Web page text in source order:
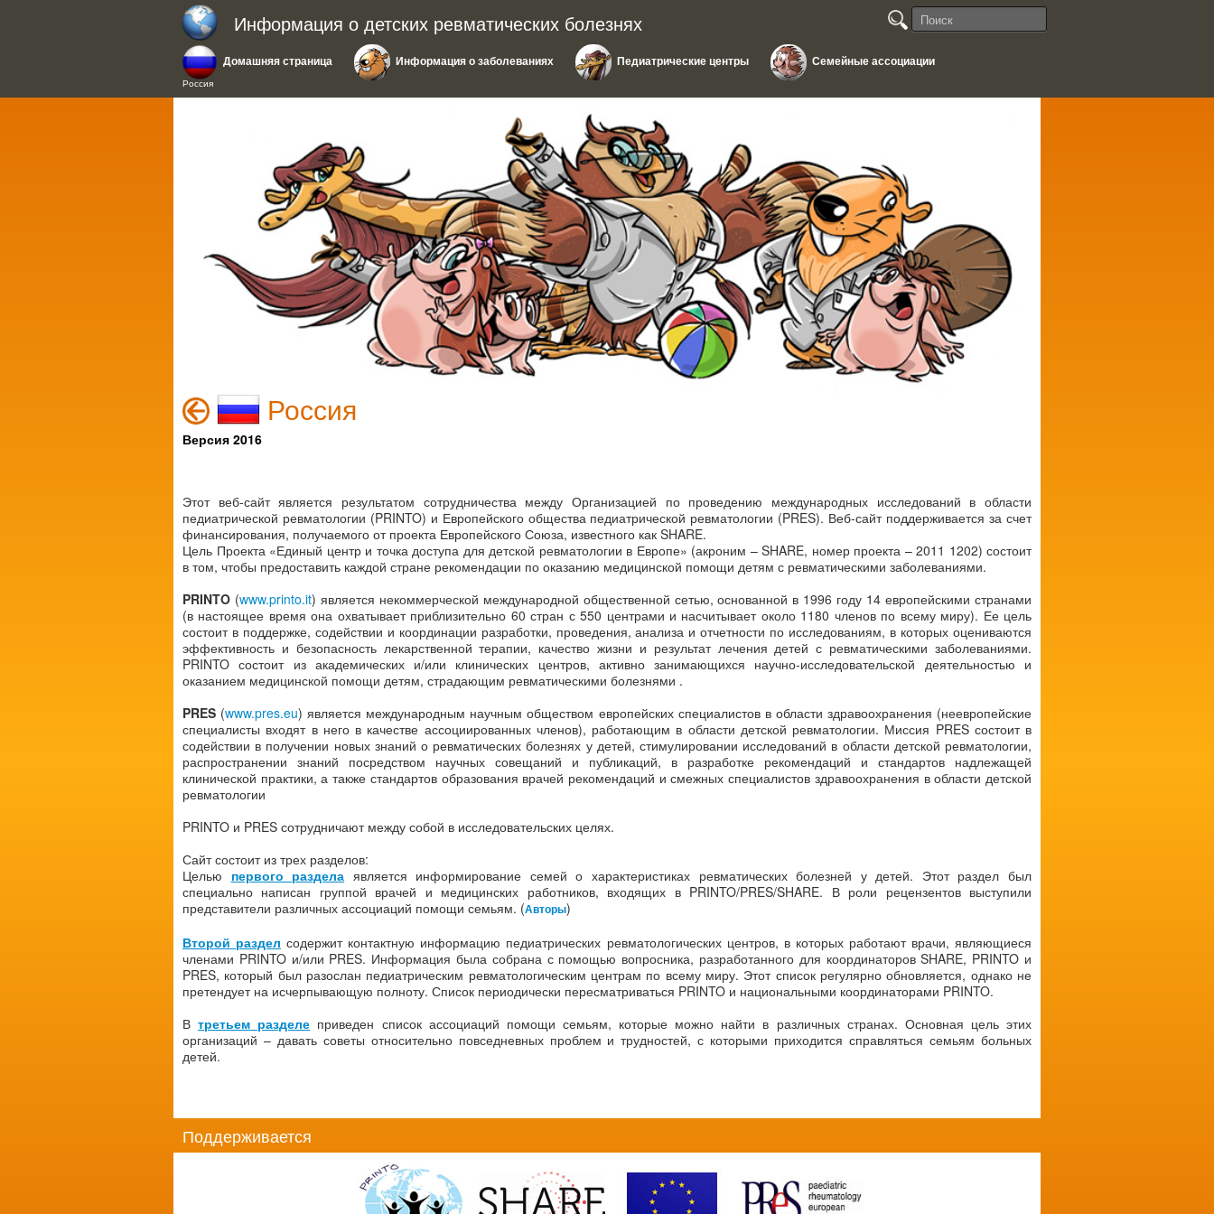
Информация о детских ревматических болезнях
Домашняя страница
Россия
Информация о заболеваниях Педиатрические центры Семейные ассоциации
Россия
Версия 2016
Этот веб-сайт является результатом сотрудничества между Организацией по проведению международных исследований в области
педиатрической ревматологии (PRINTO) и Европейского общества педиатрической ревматологии (PRES). Веб-сайт поддерживается за счет
финансирования, получаемого от проекта Европейского Союза, известного как SHARE.
Цель Проекта «Единый центр и точка доступа для детской ревматологии в Европе» (акроним – SHARE, номер проекта – 2011 1202) состоит
в том, чтобы предоставить каждой стране рекомендации по оказанию медицинской помощи детям с ревматическими заболеваниями.
PRINTO (www.printo.it) является некоммерческой международной общественной сетью, основанной в 1996 году 14 европейскими странами
(в настоящее время она охватывает приблизительно 60 стран с 550 центрами и насчитывает около 1180 членов по всему миру). Ее цель
состоит в поддержке, содействии и координации разработки, проведения, анализа и отчетности по исследованиям, в которых оцениваются
эффективность и безопасность лекарственной терапии, качество жизни и результат лечения детей с ревматическими заболеваниями.
PRINTO состоит из академических и/или клинических центров, активно занимающихся научно-исследовательской деятельностью и
оказанием медицинской помощи детям, страдающим ревматическими болезнями .
PRES (www.pres.eu) является международным научным обществом европейских специалистов в области здравоохранения (неевропейские
специалисты входят в него в качестве ассоциированных членов), работающим в области детской ревматологии. Миссия PRES состоит в
содействии в получении новых знаний о ревматических болезнях у детей, стимулировании исследований в области детской ревматологии,
распространении знаний посредством научных совещаний и публикаций, в разработке рекомендаций и стандартов надлежащей
клинической практики, а также стандартов образования врачей рекомендаций и смежных специалистов здравоохранения в области детской
ревматологии
PRINTO и PRES сотрудничают между собой в исследовательских целях.
Сайт состоит из трех разделов:
Целью первого раздела является информирование семей о характеристиках ревматических болезней у детей. Этот раздел был
специально написан группой врачей и медицинских работников, входящих в PRINTO/PRES/SHARE. В роли рецензентов выступили
представители различных ассоциаций помощи семьям. (Авторы)
Второй раздел содержит контактную информацию педиатрических ревматологических центров, в которых работают врачи, являющиеся
членами PRINTO и/или PRES. Информация была собрана с помощью вопросника, разработанного для координаторов SHARE, PRINTO и
PRES, который был разослан педиатрическим ревматологическим центрам по всему миру. Этот список регулярно обновляется, однако не
претендует на исчерпывающую полноту. Список периодически пересматриваться PRINTO и национальными координаторами PRINTO.
Втретьем разделе приведен список ассоциаций помощи семьям, которые можно найти в различных странах. Основная цель этих
организаций – давать советы относительно повседневных проблем и трудностей, с которыми приходится справляться семьям больных
детей.
Поддерживается